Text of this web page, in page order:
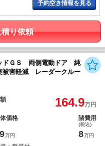
予約空き情報を見る
り依頼
ドＧＳ 両側電動ドア 純
害軽減 レーダークルー
164.9万円
価格
万円
諸費用
(税込)
8万円